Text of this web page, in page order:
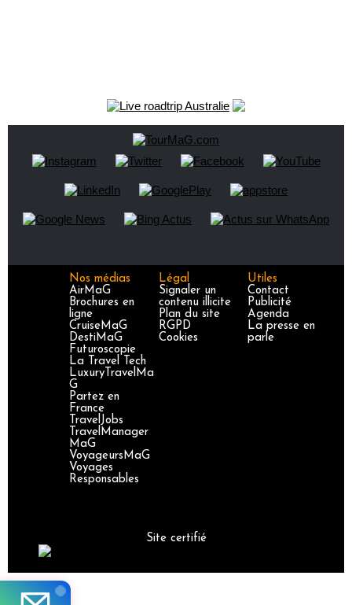
Nos médias
AirMaG
Brochures en
ligne
CruiseMaG
DestiMaG
Futuroscopie
La Travel Tech
LuxuryTravelMa
G
Partez en
France
TravelJobs
TravelManager
MaG
VoyageursMaG
Voyages
Responsables
Légal
Signaler un
contenu illicite
Plan du site
RGPD
Cookies
Utiles
Contact
Publicité
Agenda
La presse en
parle
Site certifié